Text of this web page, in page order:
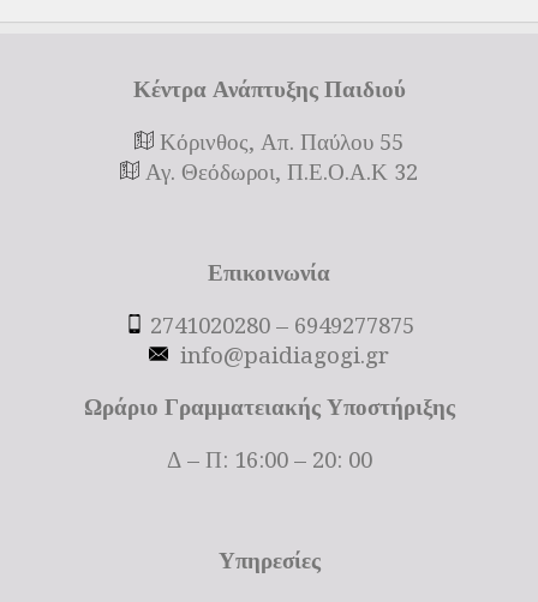
Κέντρα Ανάπτυξης Παιδιού
Κόρινθος, Απ. Παύλου 55
Αγ. Θεόδωροι, Π.Ε.Ο.Α.Κ 32
Επικοινωνία
2741020280 – 6949277875
info@paidiagogi.gr
Ωράριο Γραμματειακής Υποστήριξης
Δ – Π: 16:00 – 20: 00
Υπηρεσίες